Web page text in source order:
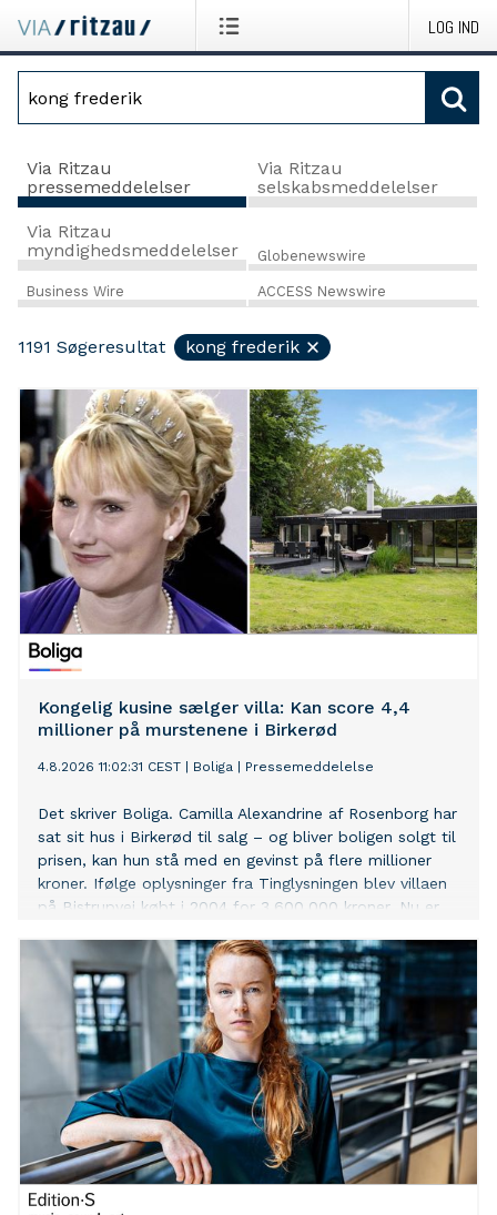
LOG IND
Via Ritzau
pressemeddelelser
Via Ritzau
selskabsmeddelelser
Via Ritzau
myndighedsmeddelelser
Globenewswire
Business Wire ACCESS Newswire
1191 Søgeresultat kong frederik
Kongelig kusine sælger villa: Kan score 4,4
millioner på murstenene i Birkerød
4.8.2026 11:02:31 CEST Boliga Pressemeddelelse
Det skriver Boliga. Camilla Alexandrine af Rosenborg har
sat sit hus i Birkerød til salg – og bliver boligen solgt til
prisen, kan hun stå med en gevinst på flere millioner
kroner. Ifølge oplysninger fra Tinglysningen blev villaen
på Bistrupvej købt i 2004 for 3.600.000 kroner. Nu er
solgt til den nuværende udbudspris, peger det på en
potentiel værdistigning på 4.395.000 kroner – før
udgifter til mægler, skat og eventuelle forbedringer. Det
skriver Boliga. Se Boligen hos Boliga her